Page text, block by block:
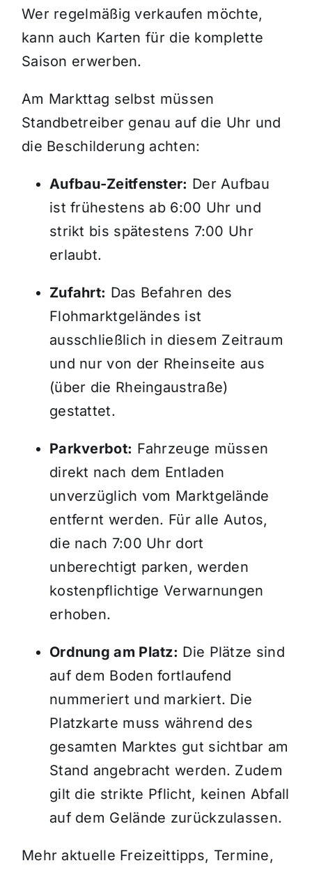
Wer regelmäßig verkaufen möchte,
kann auch Karten für die komplette
Saison erwerben.
Am Markttag selbst müssen
Standbetreiber genau auf die Uhr und
die Beschilderung achten:
Aufbau-Zeitfenster: Der Aufbau
ist frühestens ab 6:00 Uhr und
strikt bis spätestens 7:00 Uhr
erlaubt.
Zufahrt: Das Befahren des
Flohmarktgeländes ist
ausschließlich in diesem Zeitraum
und nur von der Rheinseite aus
(über die Rheingaustraße)
gestattet.
Parkverbot: Fahrzeuge müssen
direkt nach dem Entladen
unverzüglich vom Marktgelände
entfernt werden. Für alle Autos,
die nach 7:00 Uhr dort
unberechtigt parken, werden
kostenpflichtige Verwarnungen
erhoben.
Ordnung am Platz: Die Plätze sind
auf dem Boden fortlaufend
nummeriert und markiert. Die
Platzkarte muss während des
gesamten Marktes gut sichtbar am
Stand angebracht werden. Zudem
gilt die strikte Pflicht, keinen Abfall
auf dem Gelände zurückzulassen.
Mehr aktuelle Freizeittipps, Termine,